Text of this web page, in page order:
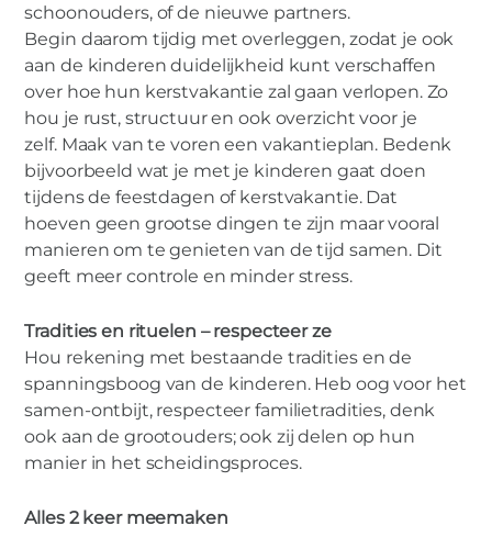
schoonouders, of de nieuwe partners.
Begin daarom tijdig met overleggen, zodat je ook
aan de kinderen duidelijkheid kunt verschaffen
over hoe hun kerstvakantie zal gaan verlopen. Zo
hou je rust, structuur en ook overzicht voor je
zelf. Maak van te voren een vakantieplan. Bedenk
bijvoorbeeld wat je met je kinderen gaat doen
tijdens de feestdagen of kerstvakantie. Dat
hoeven geen grootse dingen te zijn maar vooral
manieren om te genieten van de tijd samen. Dit
geeft meer controle en minder stress.
Tradities en rituelen – respecteer ze
Hou rekening met bestaande tradities en de
spanningsboog van de kinderen. Heb oog voor het
samen-ontbijt, respecteer familietradities, denk
ook aan de grootouders; ook zij delen op hun
manier in het scheidingsproces.
Alles 2 keer meemaken